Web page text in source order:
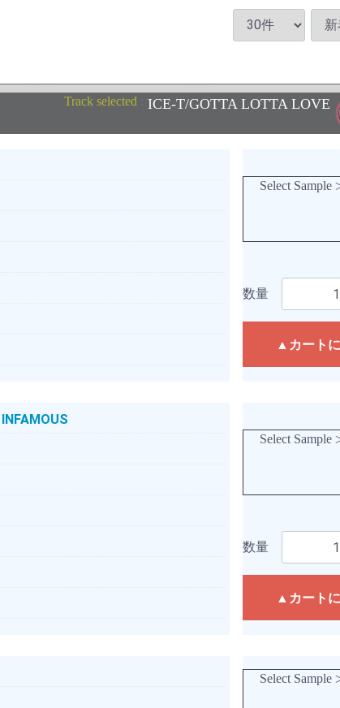
Track selected : ICE-T/GOTTA LOTTA LOVE
Select
数量
▲カート
Select
数量
▲カート
Select